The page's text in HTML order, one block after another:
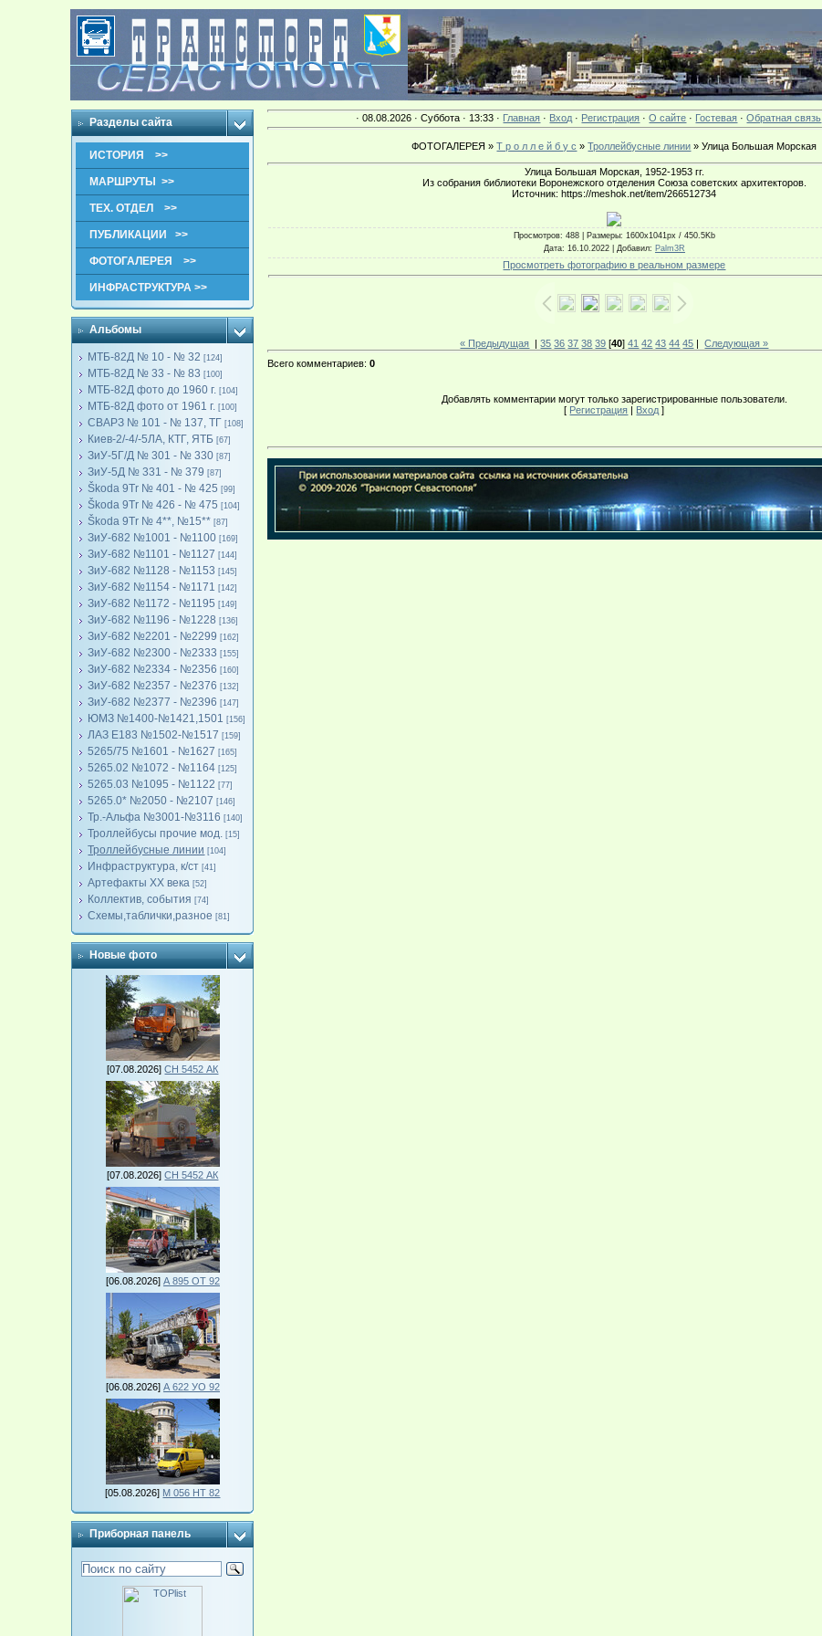
Разделы сайта
ИСТОРИЯ >>
МАРШРУТЫ >>
ТЕХ. ОТДЕЛ >>
ПУБЛИКАЦИИ >>
ФОТОГАЛЕРЕЯ >>
ИНФРАСТРУКТУРА >>
Альбомы
МТБ-82Д № 10 - № 32 [124]
МТБ-82Д № 33 - № 83 [100]
МТБ-82Д фото до 1960 г. [104]
МТБ-82Д фото от 1961 г. [100]
СВАРЗ № 101 - № 137, ТГ [108]
Киев-2/-4/-5ЛА, КТГ, ЯТБ [67]
ЗиУ-5Г/Д № 301 - № 330 [87]
ЗиУ-5Д № 331 - № 379 [87]
Škoda 9Tr № 401 - № 425 [99]
Škoda 9Tr № 426 - № 475 [104]
Škoda 9Tr № 4**, №15** [87]
ЗиУ-682 №1001 - №1100 [169]
ЗиУ-682 №1101 - №1127 [144]
ЗиУ-682 №1128 - №1153 [145]
ЗиУ-682 №1154 - №1171 [142]
ЗиУ-682 №1172 - №1195 [149]
ЗиУ-682 №1196 - №1228 [136]
ЗиУ-682 №2201 - №2299 [162]
ЗиУ-682 №2300 - №2333 [155]
ЗиУ-682 №2334 - №2356 [160]
ЗиУ-682 №2357 - №2376 [132]
ЗиУ-682 №2377 - №2396 [147]
ЮМЗ №1400-№1421,1501 [156]
ЛАЗ Е183 №1502-№1517 [159]
5265/75 №1601 - №1627 [165]
5265.02 №1072 - №1164 [125]
5265.03 №1095 - №1122 [77]
5265.0* №2050 - №2107 [146]
Тр.-Альфа №3001-№3116 [140]
Троллейбусы прочие мод. [15]
Троллейбусные линии [104]
Инфраструктура, к/ст [41]
Артефакты ХХ века [52]
Коллектив, события [74]
Схемы,таблички,разное [81]
Новые фото
[07.08.2026]СН 5452 АК
[07.08.2026]СН 5452 АК
[06.08.2026] А 895 ОТ 92
[06.08.2026] А 622 УО 92
[05.08.2026] М 056 НТ 82
Приборная панель
· 08.08.2026 · Суббота · 13:33 · Главная · Вход · Регистрация ·О сайте · Гостевая ·Обратная связь
ФОТОГАЛЕРЕЯ »Т р о л л е й б у с »Троллейбусные линии » Улица Большая Морская
Улица Большая Морская, 1952-1953 гг.
Из собрания библиотеки Воронежского отделения Союза советских архитекторов.
Источник: https://meshok.net/item/266512734
Просмотров: 488 | Размеры: 1600x1041px / 450.5Kb
Дата: 16.10.2022 | Добавил: Palm3R
Просмотреть фотографию в реальном размере
« Предыдущая |35 36 37 38 39 [40]41 42 43 44 45 |Следующая »
Всего комментариев:0
Добавлять комментарии могут только зарегистрированные пользователи.
[ Регистрация | Вход ]